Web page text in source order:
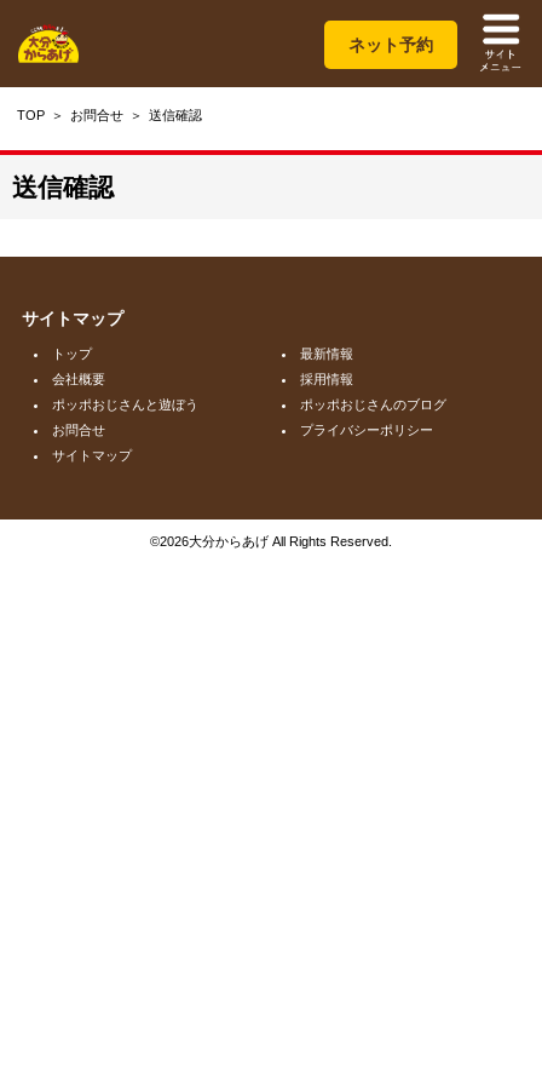
ネット予約
TOP お問合せ 送信確認
送信確認
サイトマップ
トップ
最新情報
会社概要
採用情報
ポッポおじさんと遊ぼう
ポッポおじさんのブログ
お問合せ
プライバシーポリシー
サイトマップ
©2026大分からあげ All Rights Reserved.